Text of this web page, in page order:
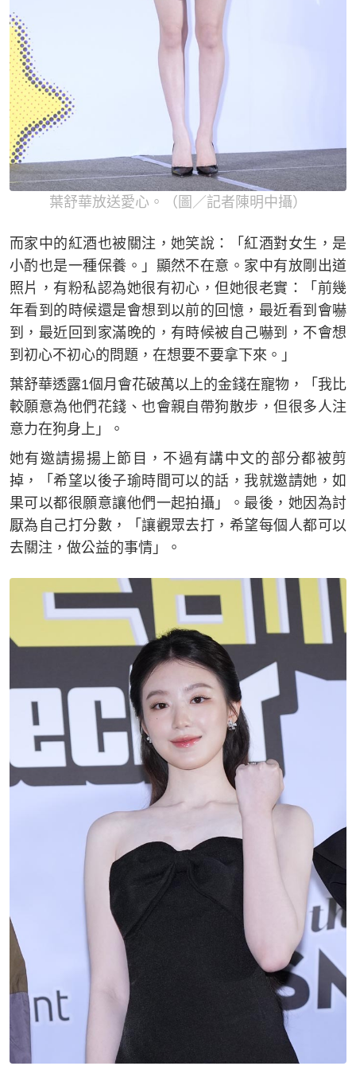
葉舒華放送愛心。（圖／記者陳明中攝）
而家中的紅酒也被關注，她笑說：「紅酒對女生，是
小酌也是一種保養。」顯然不在意。家中有放剛出道
照片，有粉私認為她很有初心，但她很老實：「前幾
年看到的時候還是會想到以前的回憶，最近看到會嚇
到，最近回到家滿晚的，有時候被自己嚇到，不會想
到初心不初心的問題，在想要不要拿下來。」
葉舒華透露1個月會花破萬以上的金錢在寵物，「我比
較願意為他們花錢、也會親自帶狗散步，但很多人注
意力在狗身上」。
她有邀請揚揚上節目，不過有講中文的部分都被剪
掉，「希望以後子瑜時間可以的話，我就邀請她，如
果可以都很願意讓他們一起拍攝」。最後，她因為討
厭為自己打分數，「讓觀眾去打，希望每個人都可以
去關注，做公益的事情」。